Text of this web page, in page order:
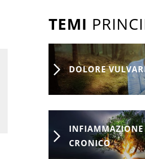
TEMI
DOLORE
INFIAMMAZIONE
CRONICO